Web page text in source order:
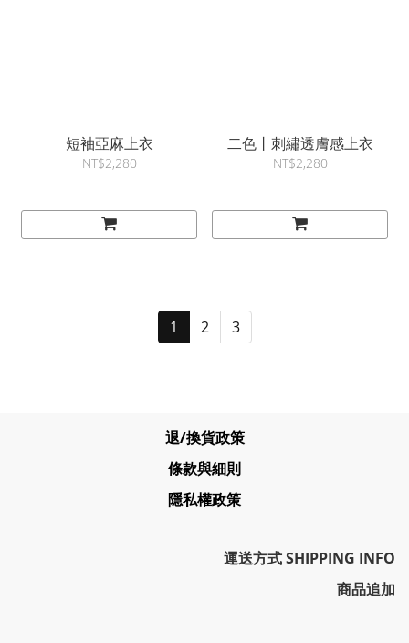
短袖亞麻上衣
NT$2,280
二色丨刺繡透膚感上衣
NT$2,280
1 2 3
退/換貨政策
條款與細則
隱私權政策
運送方式 SHIPPING INFO
商品追加